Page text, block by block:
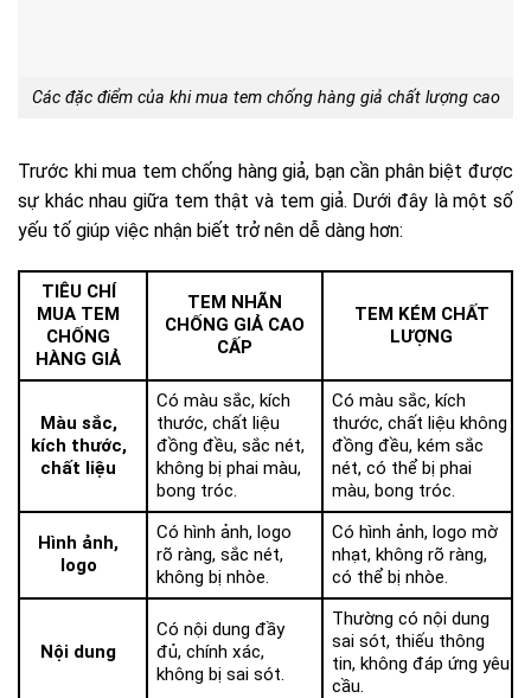
Các đặc điểm của khi mua tem chống hàng giả chất lượng cao
Trước khi mua tem chống hàng giả, bạn cần phân biệt được
sự khác nhau giữa tem thật và tem giả. Dưới đây là một số
yếu tố giúp việc nhận biết trở nên dễ dàng hơn:
TIÊU CHÍ
MUA TEM
CHỐNG
HÀNG GIẢ
TEM NHÃN
CHỐNG GIẢ CAO
CẤP
TEM KÉM CHẤT
LƯỢNG
Màu sắc,
kích thước,
chất liệu
Có màu sắc, kích
thước, chất liệu
đồng đều, sắc nét,
không bị phai màu,
bong tróc.
Có màu sắc, kích
thước, chất liệu không
đồng đều, kém sắc
nét, có thể bị phai
màu, bong tróc.
Hình ảnh,
logo
Có hình ảnh, logo
rõ ràng, sắc nét,
không bị nhòe.
Có hình ảnh, logo mờ
nhạt, không rõ ràng,
có thể bị nhòe.
Nội dung
Có nội dung đầy
đủ, chính xác,
không bị sai sót.
Thường có nội dung
sai sót, thiếu thông
tin, không đáp ứng yêu
cầu.